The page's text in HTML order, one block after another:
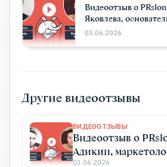
Видеоотзыв о
Яковлева,
03.06.2026
Другие видеоотзывы
ВИДЕООТЗЫВЫ
Видеоотзыв о
Адикин,
03.06.2026